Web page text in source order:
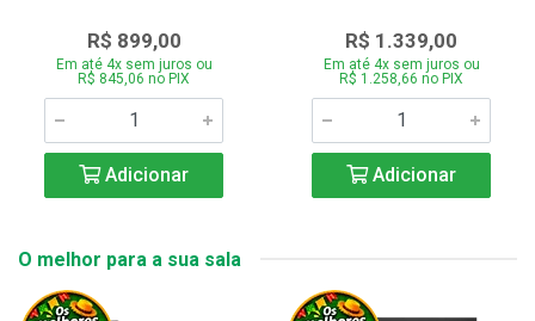
R$ 899,00
Em até 4x sem juros ou
R$ 845,06 no PIX
Adicionar
R$ 1.339,00
Em até 4x sem juros ou
R$ 1.258,66 no PIX
Adicionar
O melhor para a sua sala